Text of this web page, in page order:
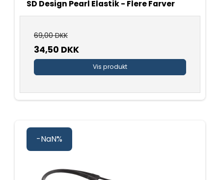
SD Design Pearl Elastik - Flere Farver
69,00 DKK
34,50 DKK
Vis produkt
-NaN%